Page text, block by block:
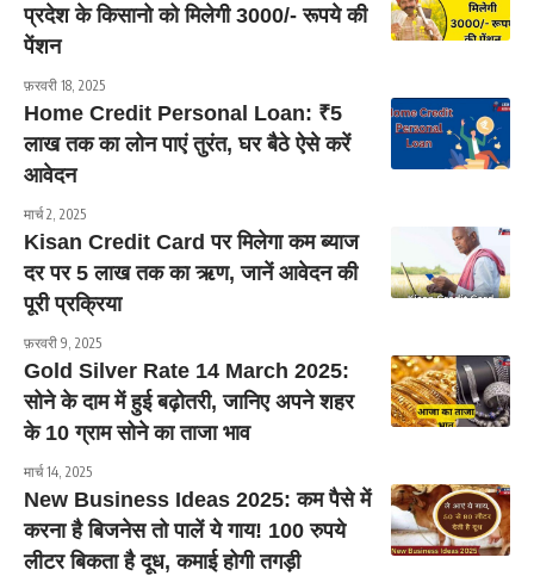
प्रदेश के किसानो को मिलेगी 3000/- रूपये की
पेंशन
फ़रवरी 18, 2025
Home Credit Personal Loan: ₹5
लाख तक का लोन पाएं तुरंत, घर बैठे ऐसे करें
आवेदन
मार्च 2, 2025
Kisan Credit Card पर मिलेगा कम ब्याज
दर पर 5 लाख तक का ऋण, जानें आवेदन की
पूरी प्रक्रिया
फ़रवरी 9, 2025
Gold Silver Rate 14 March 2025:
सोने के दाम में हुई बढ़ोतरी, जानिए अपने शहर
के 10 ग्राम सोने का ताजा भाव
मार्च 14, 2025
New Business Ideas 2025: कम पैसे में
करना है बिजनेस तो पालें ये गाय! 100 रुपये
लीटर बिकता है दूध, कमाई होगी तगड़ी